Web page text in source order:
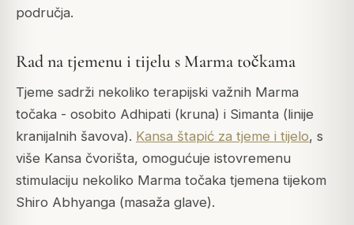
područja.
Rad na tjemenu i tijelu s Marma točkama
Tjeme sadrži nekoliko terapijski važnih Marma
točaka - osobito Adhipati (kruna) i Simanta (linije
kranijalnih šavova). Kansa štapić za tjeme i tijelo, s
više Kansa čvorišta, omogućuje istovremenu
stimulaciju nekoliko Marma točaka tjemena tijekom
Shiro Abhyanga (masaža glave).